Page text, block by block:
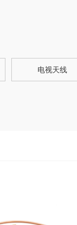
电视天线